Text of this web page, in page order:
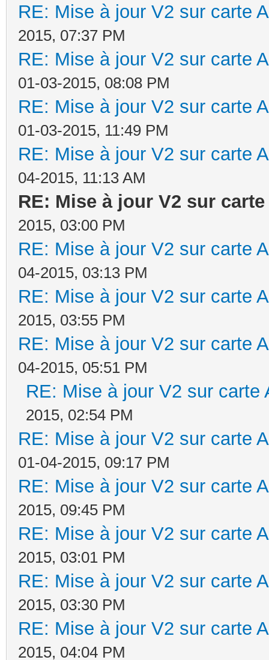
RE: Mise à jour V2 sur carte
2015, 07:37 PM
RE: Mise à jour V2 sur carte
01-03-2015, 08:08 PM
RE: Mise à jour V2 sur carte
01-03-2015, 11:49 PM
RE: Mise à jour V2 sur carte
04-2015, 11:13 AM
RE: Mise à jour V2 sur carte
2015, 03:00 PM
RE: Mise à jour V2 sur carte
04-2015, 03:13 PM
RE: Mise à jour V2 sur carte
2015, 03:55 PM
RE: Mise à jour V2 sur carte
04-2015, 05:51 PM
RE: Mise à jour V2 sur carte
2015, 02:54 PM
RE: Mise à jour V2 sur carte
01-04-2015, 09:17 PM
RE: Mise à jour V2 sur carte
2015, 09:45 PM
RE: Mise à jour V2 sur carte
2015, 03:01 PM
RE: Mise à jour V2 sur carte
2015, 03:30 PM
RE: Mise à jour V2 sur carte
2015, 04:04 PM